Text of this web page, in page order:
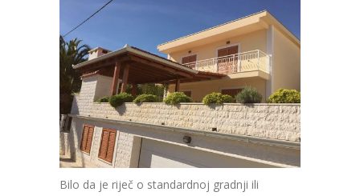
Bilo da je riječ o standardnoj gradnji ili